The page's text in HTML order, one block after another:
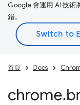
Google 會運用 AI 技術
錯。
首頁 Docs
chrome.